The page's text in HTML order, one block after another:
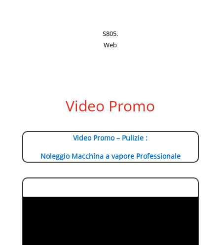
S805.
Web
Video Promo
Video Promo – Pulizie :
Noleggio Macchina a vapore Professionale